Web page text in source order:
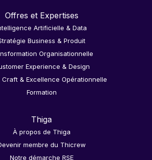
Offres et Expertises
Artificielle & Data
Business & Produit
Organisationnelle
Experience & Design
Craft & Excellence Opérationnelle
Formation
Thiga
À propos de Thiga
membre du Thicrew
Notre démarche RSE